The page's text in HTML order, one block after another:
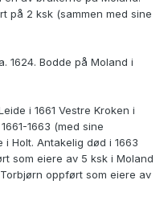
på 2 ksk (sammen med sine
1624. Bodde på Moland i
i 1661 Vestre Kroken i
1663 (med sine
Holt. Antakelig død i 1663
som eiere av 5 ksk i Moland
oppført som eiere av